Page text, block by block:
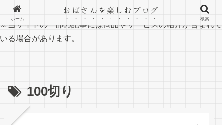
※当サイトの一部の記事には商品やサービスの紹介が含まれて
いる場合があります。
100切り
ホーム
おばさんを楽しむブログ
検索